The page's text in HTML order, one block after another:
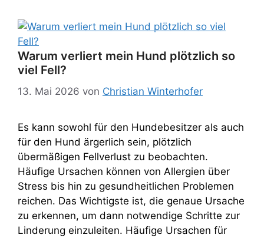
Warum verliert mein Hund plötzlich so
viel Fell?​
13. Mai 2026 von Christian Winterhofer
Es kann sowohl für den Hundebesitzer als auch
für den Hund ärgerlich sein, plötzlich
übermäßigen Fellverlust zu beobachten.
Häufige Ursachen können von Allergien über
Stress bis hin zu gesundheitlichen Problemen
reichen. Das Wichtigste ist, die genaue Ursache
zu erkennen, um dann notwendige Schritte zur
Linderung einzuleiten. Häufige Ursachen für